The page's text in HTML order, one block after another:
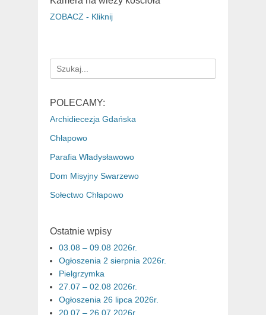
ZOBACZ - Kliknij
Search
for:
POLECAMY:
Archidiecezja Gdańska
Chłapowo
Parafia Władysławowo
Dom Misyjny Swarzewo
Sołectwo Chłapowo
Ostatnie wpisy
03.08 – 09.08 2026r.
Ogłoszenia 2 sierpnia 2026r.
Pielgrzymka
27.07 – 02.08 2026r.
Ogłoszenia 26 lipca 2026r.
20.07 – 26.07 2026r.